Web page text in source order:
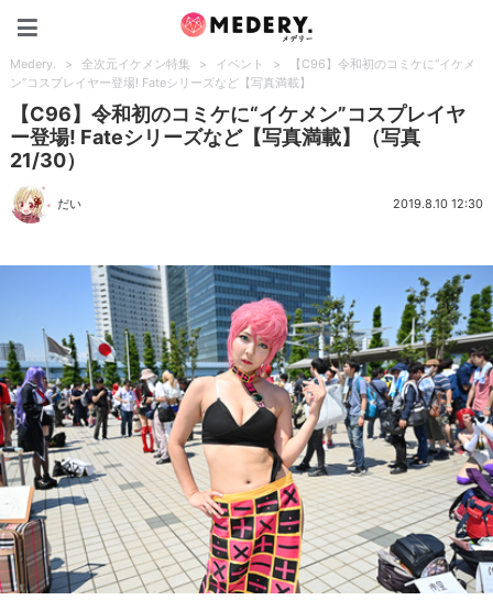
Medery. > 全次元イケメン特集 > イベント >
【C96】令和初のコミケに“イケメ
ン”コスプレイヤー登場! Fateシリーズなど【写真満載】
【C96】令和初のコミケに“イケメン”コスプレイヤ
ー登場! Fateシリーズなど【写真満載】（写真
21/30）
だい 2019.8.10 12:30